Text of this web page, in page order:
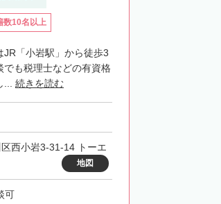
数10名以上
「小岩駅」から徒歩3
も税理士などの有資格
... 続きを読む
西小岩3-31-14 トーエ
地図
可